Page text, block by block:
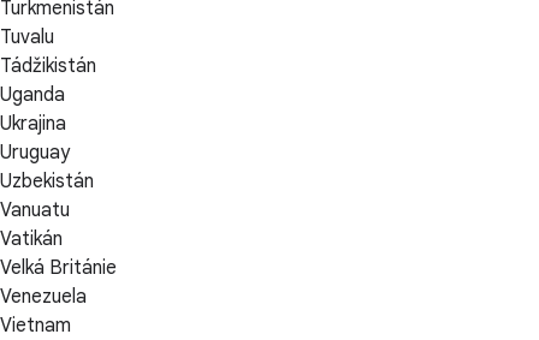
Turkmenistán
Tuvalu
Tádžikistán
Uganda
Ukrajina
Uruguay
Uzbekistán
Vanuatu
Vatikán
Velká Británie
Venezuela
Vietnam